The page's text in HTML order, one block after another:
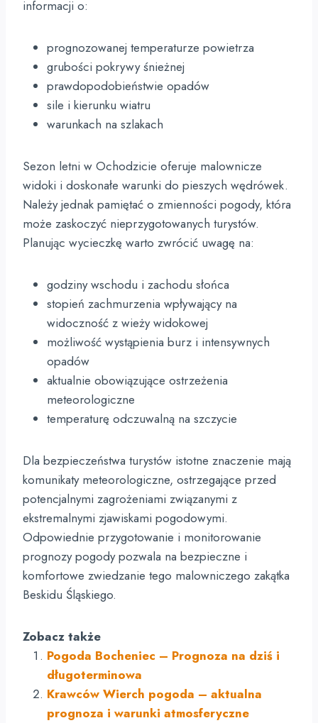
informacji o:
prognozowanej temperaturze powietrza
grubości pokrywy śnieżnej
prawdopodobieństwie opadów
sile i kierunku wiatru
warunkach na szlakach
Sezon letni w Ochodzicie oferuje malownicze
widoki i doskonałe warunki do pieszych wędrówek.
Należy jednak pamiętać o zmienności pogody, która
może zaskoczyć nieprzygotowanych turystów.
Planując wycieczkę warto zwrócić uwagę na:
godziny wschodu i zachodu słońca
stopień zachmurzenia wpływający na
widoczność z wieży widokowej
możliwość wystąpienia burz i intensywnych
opadów
aktualnie obowiązujące ostrzeżenia
meteorologiczne
temperaturę odczuwalną na szczycie
Dla bezpieczeństwa turystów istotne znaczenie mają
komunikaty meteorologiczne, ostrzegające przed
potencjalnymi zagrożeniami związanymi z
ekstremalnymi zjawiskami pogodowymi.
Odpowiednie przygotowanie i monitorowanie
prognozy pogody pozwala na bezpieczne i
komfortowe zwiedzanie tego malowniczego zakątka
Beskidu Śląskiego.
Zobacz także
Pogoda Bocheniec – Prognoza na dziś i
długoterminowa
Krawców Wierch pogoda – aktualna
prognoza i warunki atmosferyczne